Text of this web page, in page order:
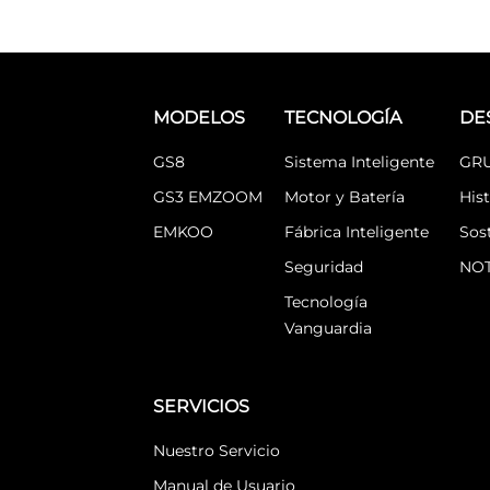
MODELOS
GS8
GS3 EMZOOM
EMKOO
TECNOLOGÍA
Sistema Inteligente
Motor y Batería
Fábrica Inteligente
Seguridad
Tecnología
Vanguardia
SERVICIOS
Nuestro Servicio
Manual de Usuario